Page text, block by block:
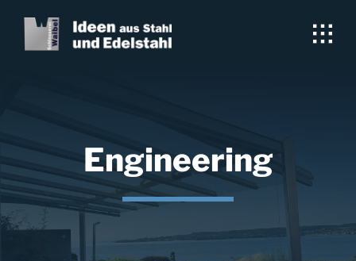
Engineering